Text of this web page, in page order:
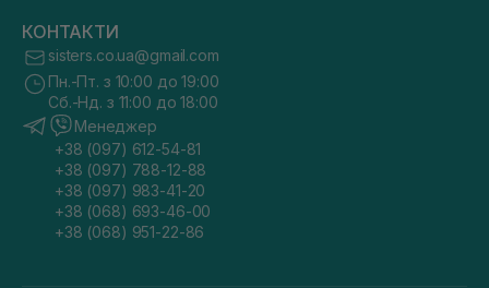
КОНТАКТИ
sisters.co.ua@gmail.com
Пн.-Пт. з 10:00 до 19:00
Сб.-Нд. з 11:00 до 18:00
Менеджер
+38 (097) 612-54-81
+38 (097) 788-12-88
+38 (097) 983-41-20
+38 (068) 693-46-00
+38 (068) 951-22-86